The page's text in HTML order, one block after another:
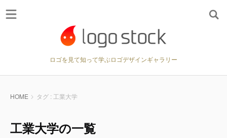
ロゴを見て知って学ぶロゴデザインギャラリー
HOME タグ : 工業大学
工業大学の一覧